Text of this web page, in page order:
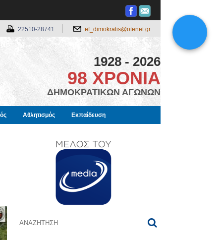
22510-28741 ef_dimokratis@otenet.gr
1928 - 2026
98 ΧΡΟΝΙΑ
ΔΗΜΟΚΡΑΤΙΚΩΝ ΑΓΩΝΩΝ
Αθλητισμός Εκπαίδευση